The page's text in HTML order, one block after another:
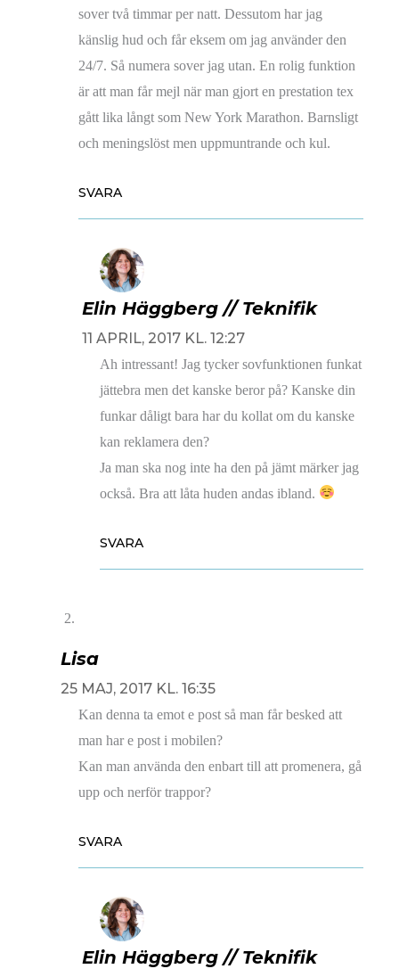
sover två timmar per natt. Dessutom har jag
känslig hud och får eksem om jag använder den
24/7. Så numera sover jag utan. En rolig funktion
är att man får mejl när man gjort en prestation tex
gått lika långt som New York Marathon. Barnsligt
och meningslöst men uppmuntrande och kul.
SVARA
Elin Häggberg // Teknifik
11 APRIL, 2017 KL. 12:27
Ah intressant! Jag tycker sovfunktionen funkat
jättebra men det kanske beror på? Kanske din
funkar dåligt bara har du kollat om du kanske
kan reklamera den?
Ja man ska nog inte ha den på jämt märker jag
också. Bra att låta huden andas ibland.
SVARA
Lisa
25 MAJ, 2017 KL. 16:35
Kan denna ta emot e post så man får besked att
man har e post i mobilen?
Kan man använda den enbart till att promenera, gå
upp och nerför trappor?
SVARA
Elin Häggberg // Teknifik